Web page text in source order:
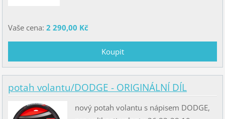
Vaše cena: 2 290,00 Kč
potah volantu/DODGE - ORIGINÁLNÍ DÍL
nový potah volantu s nápisem DODGE,